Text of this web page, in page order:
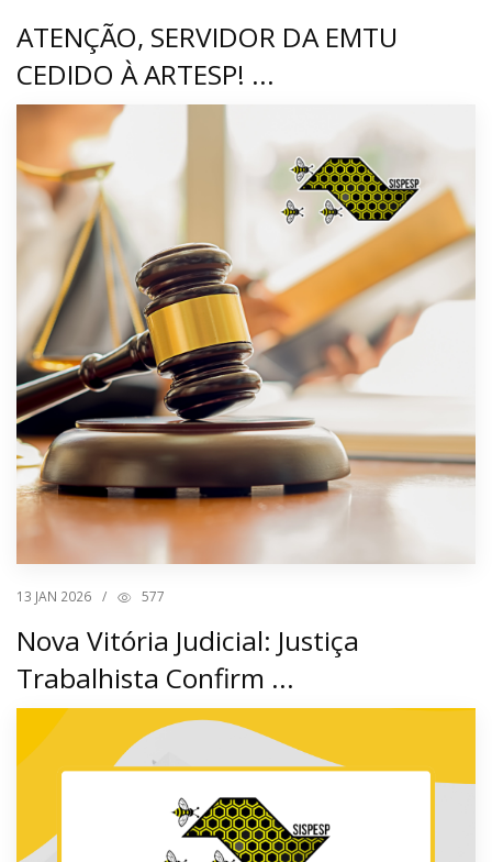
ATENÇÃO, SERVIDOR DA EMTU
CEDIDO À ARTESP! ...
13 JAN 2026 / 577
Nova Vitória Judicial: Justiça
Trabalhista Confirm ...